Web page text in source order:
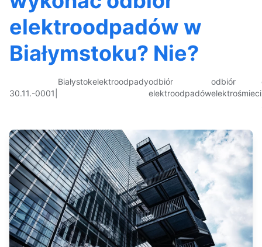
elektroodpadów w
Białymstoku? Nie?
30.11.-0001
Białystokelektroodpadyodbiór
elektroodpadów
odbiór
elektrośmieci